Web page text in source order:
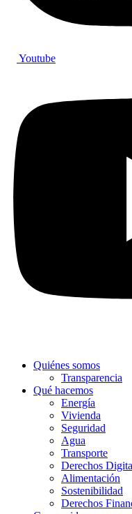
Youtube
Quiénes somos
Transparencia
Qué hacemos
Energía
Vivienda
Seguridad
Agua
Transporte
Derechos
Alimentación
Sostenibilidad
Derechos